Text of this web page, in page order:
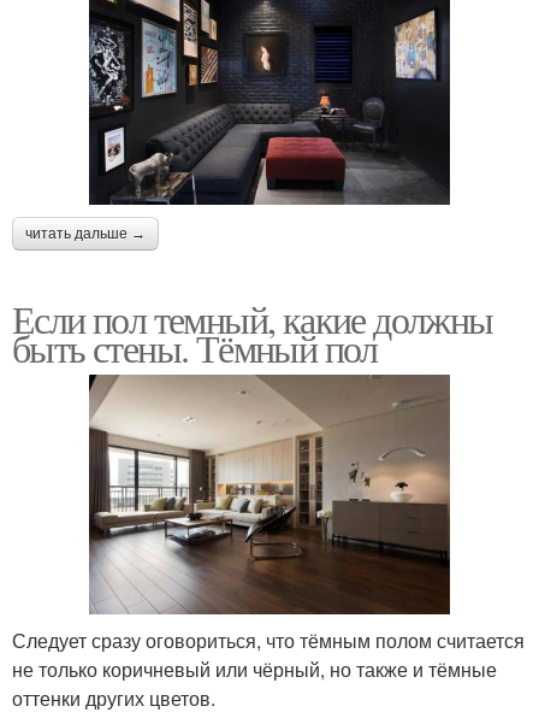
читать дальше →
Если пол темный, какие должны
быть стены. Тёмный пол
Следует сразу оговориться, что тёмным полом считается
не только коричневый или чёрный, но также и тёмные
оттенки других цветов.